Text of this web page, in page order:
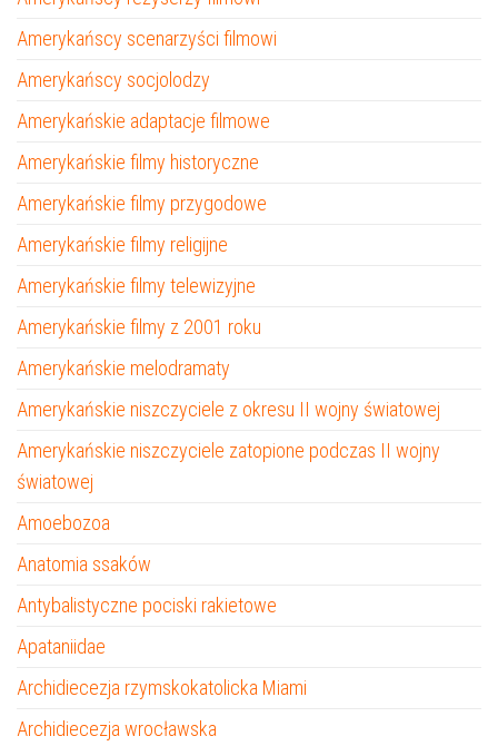
Amerykańscy scenarzyści filmowi
Amerykańscy socjolodzy
Amerykańskie adaptacje filmowe
Amerykańskie filmy historyczne
Amerykańskie filmy przygodowe
Amerykańskie filmy religijne
Amerykańskie filmy telewizyjne
Amerykańskie filmy z 2001 roku
Amerykańskie melodramaty
Amerykańskie niszczyciele z okresu II wojny światowej
Amerykańskie niszczyciele zatopione podczas II wojny
światowej
Amoebozoa
Anatomia ssaków
Antybalistyczne pociski rakietowe
Apataniidae
Archidiecezja rzymskokatolicka Miami
Archidiecezja wrocławska